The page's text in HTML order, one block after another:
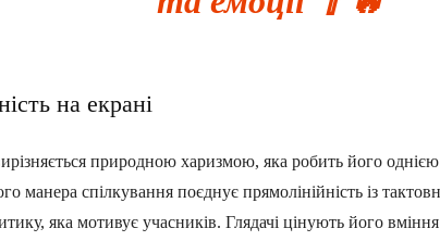
на екрані
природною харизмою, яка робить його
манера спілкування поєднує прямолінійність із
яка мотивує учасників. Глядачі цінують його